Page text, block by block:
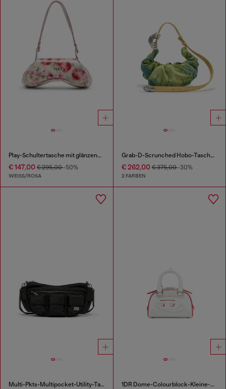
Play-Schultertasche mit glänzendem Print
€ 147,00 € 295,00-50%
WEISS/ROSA
Grab-D-Scrunched Hobo-Tasche aus Satin-Denim
€ 262,00€ 375,00-30%
2 FARBEN
Multi-Pkts-Multipocket-Utility-Tasche 1DR Dome-Colourblock-Kleine-Bowling-Tasche